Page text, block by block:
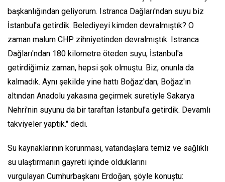
başkanlığından geliyorum. Istranca Dağları'ndan suyu biz
İstanbul'a getirdik. Belediyeyi kimden devralmıştık? O
zaman malum CHP zihniyetinden devralmıştık. Istranca
Dağları'ndan 180 kilometre öteden suyu, İstanbul'a
getirdiğimiz zaman, hepsi şok olmuştu. Biz, onunla da
kalmadık. Aynı şekilde yine hattı Boğaz'dan, Boğaz'ın
altından Anadolu yakasına geçirmek suretiyle Sakarya
Nehri'nin suyunu da bir taraftan İstanbul'a getirdik. Devamlı
takviyeler yaptık." dedi.
Su kaynaklarının korunması, vatandaşlara temiz ve sağlıklı
su ulaştırmanın gayreti içinde olduklarını
vurgulayan Cumhurbaşkanı Erdoğan, şöyle konuştu: